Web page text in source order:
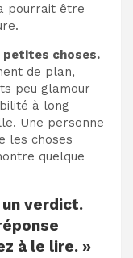
pourrait être
petites choses.
de plan,
peu glamour
à long
Une personne
les choses
quelque
verdict.
à le lire. »